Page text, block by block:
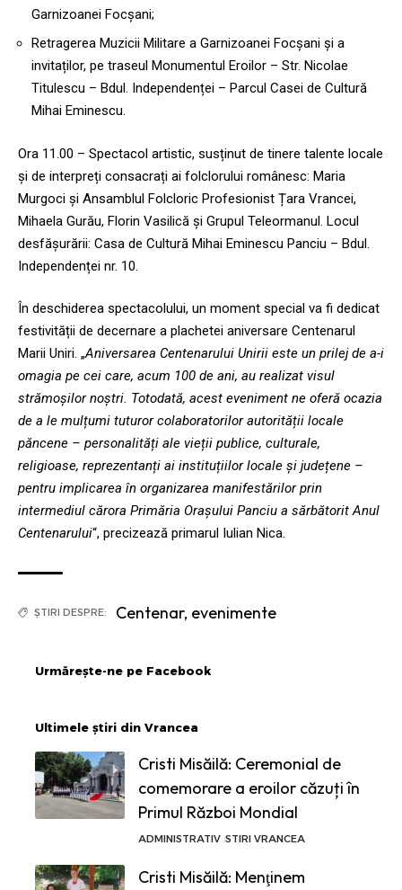
Garnizoanei Focșani;
Retragerea Muzicii Militare a Garnizoanei Focșani și a
invitaților, pe traseul Monumentul Eroilor – Str. Nicolae
Titulescu – Bdul. Independenței – Parcul Casei de Cultură
Mihai Eminescu.
Ora 11.00 – Spectacol artistic, susținut de tinere talente locale
și de interpreți consacrați ai folclorului românesc: Maria
Murgoci și Ansamblul Folcloric Profesionist Țara Vrancei,
Mihaela Gurău, Florin Vasilică și Grupul Teleormanul. Locul
desfășurării: Casa de Cultură Mihai Eminescu Panciu – Bdul.
Independenței nr. 10.
În deschiderea spectacolului, un moment special va fi dedicat
festivității de decernare a plachetei aniversare Centenarul
Marii Uniri. „Aniversarea Centenarului Unirii este un prilej de a-i
omagia pe cei care, acum 100 de ani, au realizat visul
strămoșilor noștri. Totodată, acest eveniment ne oferă ocazia
de a le mulțumi tuturor colaboratorilor autorității locale
păncene – personalități ale vieții publice, culturale,
religioase, reprezentanți ai instituțiilor locale și județene –
pentru implicarea în organizarea manifestărilor prin
intermediul cărora Primăria Orașului Panciu a sărbătorit Anul
Centenarului“, precizează primarul Iulian Nica.
ȘTIRI DESPRE: Centenar, evenimente
Urmărește-ne pe Facebook
Ultimele știri din Vrancea
Cristi Misăilă: Ceremonial de
comemorare a eroilor căzuți în
Primul Război Mondial
ADMINISTRATIV STIRI VRANCEA
Cristi Misăilă: Menţinem